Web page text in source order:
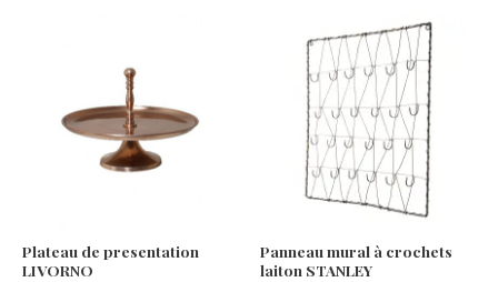
Plateau de presentation
LIVORNO
Panneau mural à crochets
laiton STANLEY